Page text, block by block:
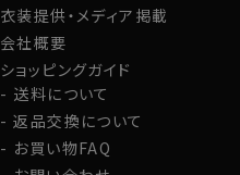
衣装提供・メディア掲載
会社概要
ショッピングガイド
送料について
返品交換について
お買い物FAQ